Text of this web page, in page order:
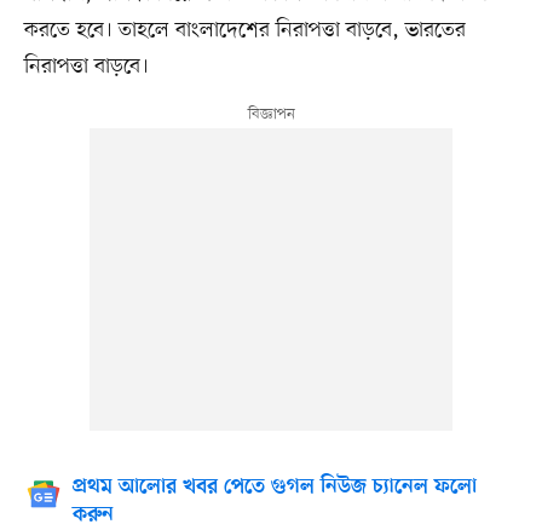
করতে হবে। তাহলে বাংলাদেশের নিরাপত্তা বাড়বে, ভারতের
নিরাপত্তা বাড়বে।
প্রথম আলোর খবর পেতে গুগল নিউজ চ্যানেল ফলো
করুন